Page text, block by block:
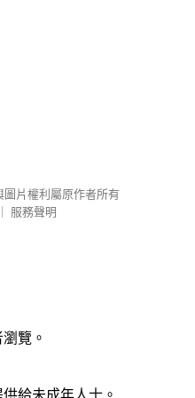
圖片權利屬原作者所有
服務聲明
覽。
給未成年人士。